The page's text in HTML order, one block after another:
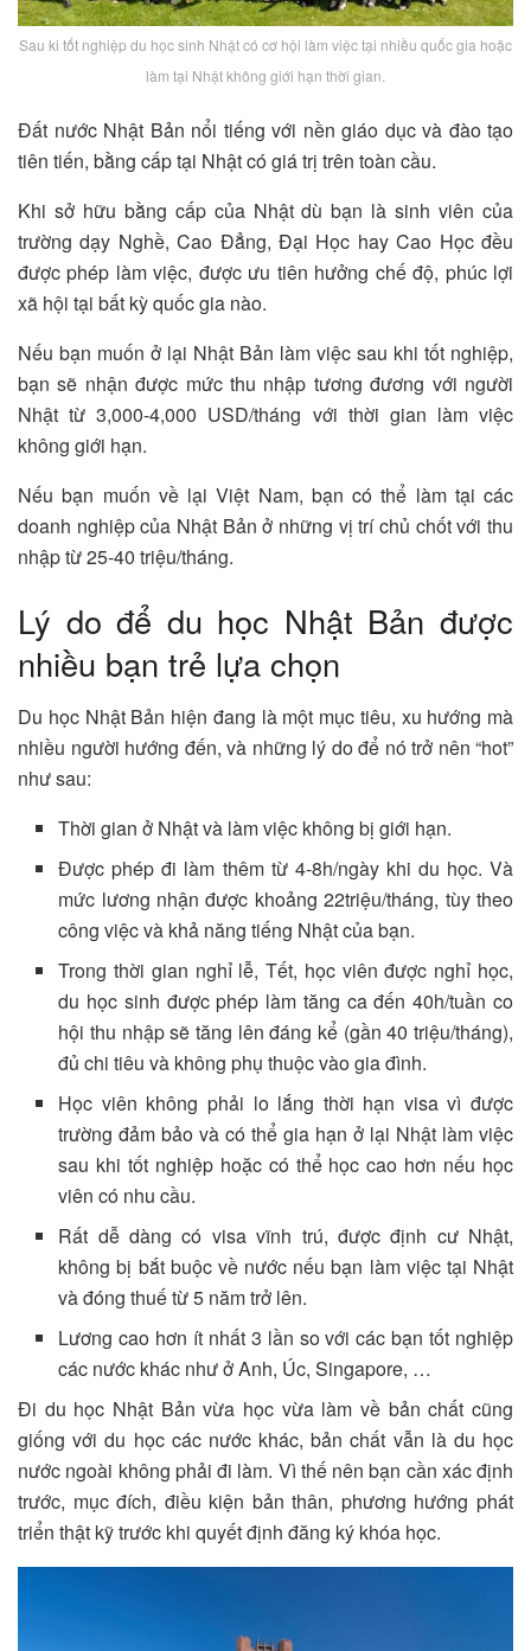
Sau ki tốt nghiệp du học sinh Nhật có cơ hội làm việc tại nhiều quốc gia hoặc
làm tại Nhật không giới hạn thời gian.
Đất nước Nhật Bản nổi tiếng với nền giáo dục và đào tạo
tiên tiến, bằng cấp tại Nhật có giá trị trên toàn cầu.
Khi sở hữu bằng cấp của Nhật dù bạn là sinh viên của
trường dạy Nghề, Cao Đẳng, Đại Học hay Cao Học đều
được phép làm việc, được ưu tiên hưởng chế độ, phúc lợi
xã hội tại bất kỳ quốc gia nào.
Nếu bạn muốn ở lại Nhật Bản làm việc sau khi tốt nghiệp,
bạn sẽ nhận được mức thu nhập tương đương với người
Nhật từ 3,000-4,000 USD/tháng với thời gian làm việc
không giới hạn.
Nếu bạn muốn về lại Việt Nam, bạn có thể làm tại các
doanh nghiệp của Nhật Bản ở những vị trí chủ chốt với thu
nhập từ 25-40 triệu/tháng.
Lý do để du học Nhật Bản được
nhiều bạn trẻ lựa chọn
Du học Nhật Bản hiện đang là một mục tiêu, xu hướng mà
nhiều người hướng đến, và những lý do để nó trở nên “hot”
như sau:
Thời gian ở Nhật và làm việc không bị giới hạn.
Được phép đi làm thêm từ 4-8h/ngày khi du học. Và
mức lương nhận được khoảng 22triệu/tháng, tùy theo
công việc và khả năng tiếng Nhật của bạn.
Trong thời gian nghỉ lễ, Tết, học viên được nghỉ học,
du học sinh được phép làm tăng ca đến 40h/tuần co
hội thu nhập sẽ tăng lên đáng kể (gần 40 triệu/tháng),
đủ chi tiêu và không phụ thuộc vào gia đình.
Học viên không phải lo lắng thời hạn visa vì được
trường đảm bảo và có thể gia hạn ở lại Nhật làm việc
sau khi tốt nghiệp hoặc có thể học cao hơn nếu học
viên có nhu cầu.
Rất dễ dàng có visa vĩnh trú, được định cư Nhật,
không bị bắt buộc về nước nếu bạn làm việc tại Nhật
và đóng thuế từ 5 năm trở lên.
Lương cao hơn ít nhất 3 lần so với các bạn tốt nghiệp
các nước khác như ở Anh, Úc, Singapore, …
Đi du học Nhật Bản vừa học vừa làm về bản chất cũng
giống với du học các nước khác, bản chất vẫn là du học
nước ngoài không phải đi làm. Vì thế nên bạn cần xác định
trước, mục đích, điều kiện bản thân, phương hướng phát
triển thật kỹ trước khi quyết định đăng ký khóa học.